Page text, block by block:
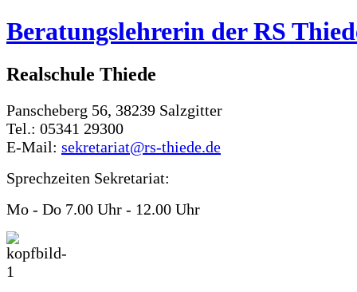
Beratungslehrerin der RS
Realschule Thiede
Panscheberg 56, 38239 Salzgitter
Tel.: 05341 29300
E-Mail: sekretariat@rs-thiede.de
Sprechzeiten Sekretariat:
Mo - Do 7.00 Uhr - 12.00 Uhr